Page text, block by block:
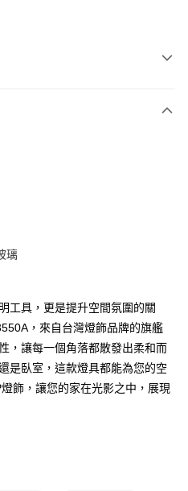
付款」的支付方式。 讓您購物簡單
不需儲值。
」後，將跳轉至「AFTEE先享後付」
)免運費
璃
工具，更是提升空間氛圍的關
，來自台灣燈飾品牌的旗艦
，讓每一個角落都散發出柔和而
是臥室，這款燈具都能為您的空
飾，讓您的家在光影之中，展現